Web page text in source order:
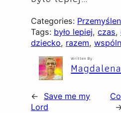
Categories:
Tags: było lepiej, czas,
dziecko, razem,
Written By:
←
Save me my
Lord